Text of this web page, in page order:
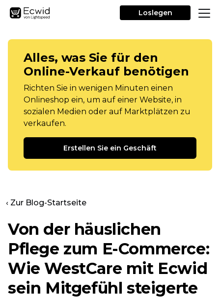
Loslegen
Alles, was Sie für den
Online-Verkauf benötigen
Richten Sie in wenigen Minuten einen
Onlineshop ein, um auf einer Website, in
sozialen Medien oder auf Marktplätzen zu
verkaufen.
Erstellen Sie ein Geschäft
‹ Zur Blog-Startseite
Von der häuslichen
Pflege zum E-Commerce:
Wie WestCare mit Ecwid
sein Mitgefühl steigerte